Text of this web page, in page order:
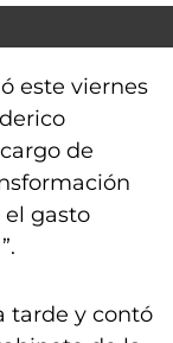
este viernes
de
el gasto
tarde y contó